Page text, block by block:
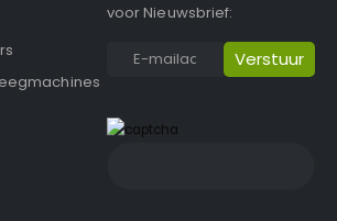
voor Nieuwsbrief: